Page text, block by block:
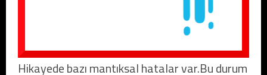
Hikayede bazı mantıksal hatalar var.Bu durum